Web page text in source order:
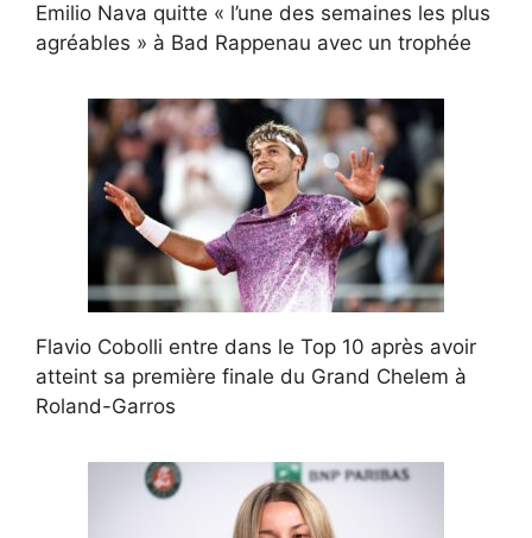
Emilio Nava quitte « l’une des semaines les plus
agréables » à Bad Rappenau avec un trophée
Flavio Cobolli entre dans le Top 10 après avoir
atteint sa première finale du Grand Chelem à
Roland-Garros